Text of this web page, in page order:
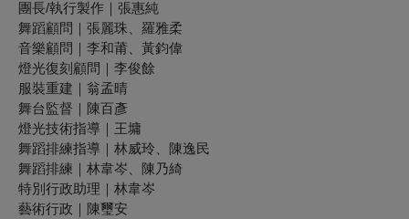
團長/執行製作｜張惠純
舞蹈顧問｜張麗珠、羅雅柔
音樂顧問｜李和莆、黃鈞偉
燈光復刻顧問｜李俊餘
服裝重建｜翁孟晴
舞台監督｜陳百彥
燈光技術指導｜王墉
舞蹈排練指導｜林威玲、陳逸民
舞蹈排練｜林韋岑、陳乃綺
特別行政助理｜林韋岑
藝術行政｜陳璽安